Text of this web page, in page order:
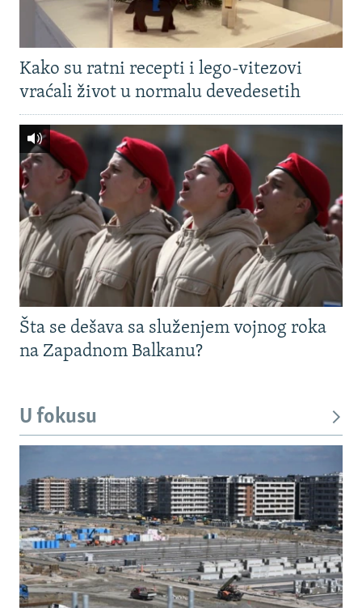
Kako su ratni recepti i lego-vitezovi
vraćali život u normalu devedesetih
Šta se dešava sa služenjem vojnog roka
na Zapadnom Balkanu?
U fokusu